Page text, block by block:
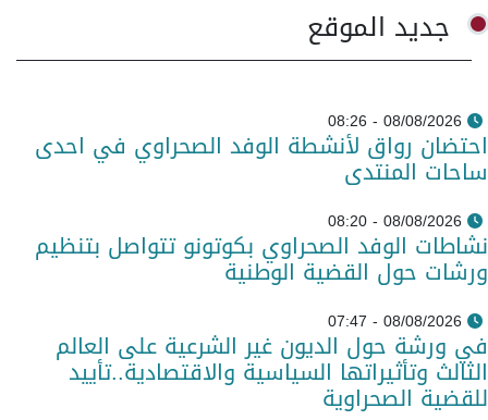
جديد الموقع
08/08/2026 - 08:26
احتضان رواق لأنشطة الوفد الصحراوي في احدى
ساحات المنتدى
08/08/2026 - 08:20
نشاطات الوفد الصحراوي بكوتونو تتواصل بتنظيم
ورشات حول القضية الوطنية
08/08/2026 - 07:47
في ورشة حول الديون غير الشرعية على العالم
الثالث وتأثيراتها السياسية والاقتصادية..تأييد
للقضية الصحراوية